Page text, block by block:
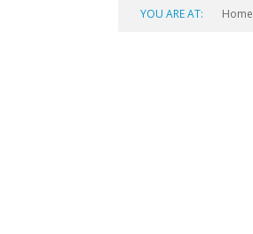
YOU ARE AT: Home